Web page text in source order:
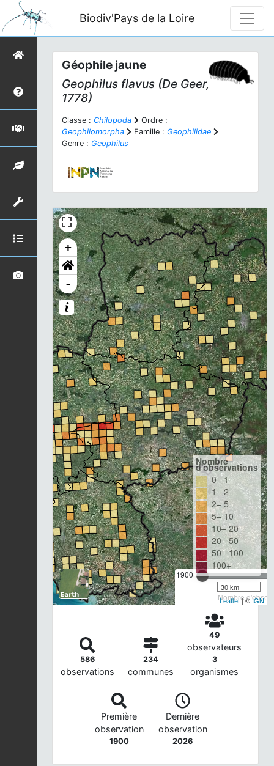
Biodiv'Pays de la Loire
Géophile jaune
Geophilus flavus (De Geer,
1778)
Classe : Chilopoda
Ordre :
Geophilomorpha
Famille : Geophilidae
Genre : Geophilus
+
-
1900
Nombre
Nombre
d'observations
0– 1
1– 2
2– 5
5– 10
10– 20
20– 50
50– 100
100+
30 km
Leaflet| ©IGN
586
observations
234
communes
49
observateurs
3
organismes
Première
observation
1900
Dernière
observation
2026